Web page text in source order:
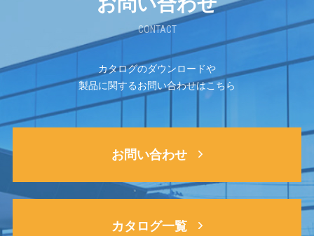
CONTACT
カタログのダウンロードや
製品に関するお問い合わせはこちら
お問い合わせ
カタログ一覧